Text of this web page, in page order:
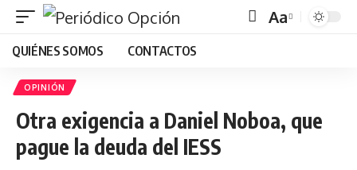
Font
Aa
QUIÉNES SOMOS CONTACTOS
OPINIÓN
Otra exigencia a Daniel Noboa, que
pague la deuda del IESS